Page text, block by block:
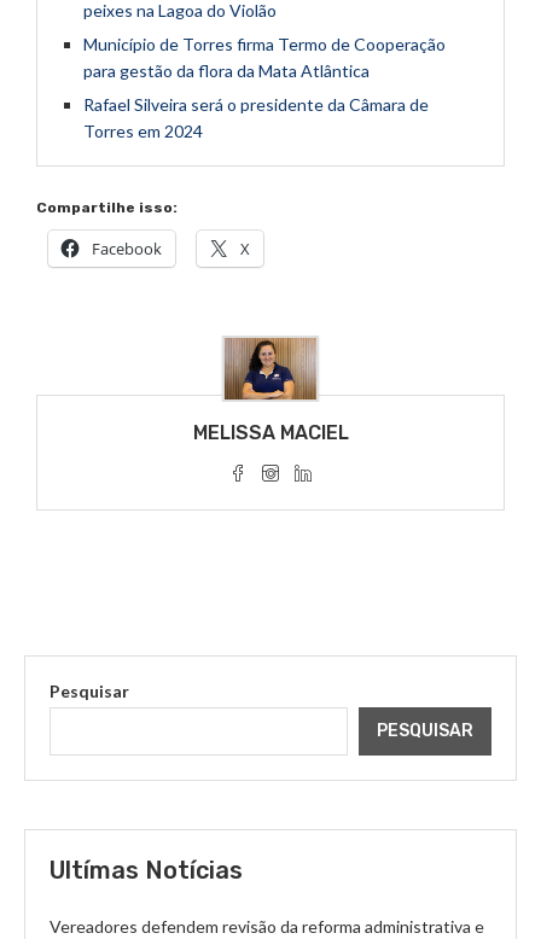
peixes na Lagoa do Violão
Município de Torres firma Termo de Cooperação
para gestão da flora da Mata Atlântica
Rafael Silveira será o presidente da Câmara de
Torres em 2024
Compartilhe isso:
Facebook X
MELISSA MACIEL
Pesquisar
PESQUISAR
Ultímas Notícias
Vereadores defendem revisão da reforma administrativa e